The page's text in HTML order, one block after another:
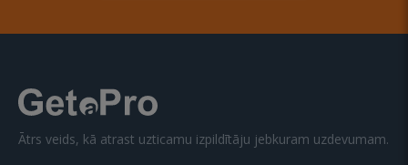
Ātrs veids, kā atrast uzticamu izpildītāju jebkuram uzdevumam.